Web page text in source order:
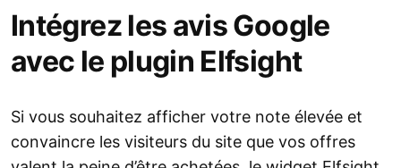
Intégrez les avis Google
avec le plugin Elfsight
Si vous souhaitez afficher votre note élevée et
convaincre les visiteurs du site que vos offres